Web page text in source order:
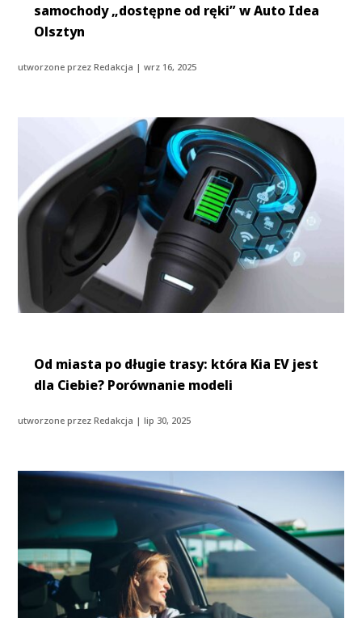
samochody „dostępne od ręki” w Auto Idea
Olsztyn
utworzone przezRedakcja |wrz 16, 2025
Od miasta po długie trasy: która Kia EV jest
dla Ciebie? Porównanie modeli
utworzone przezRedakcja |lip 30, 2025